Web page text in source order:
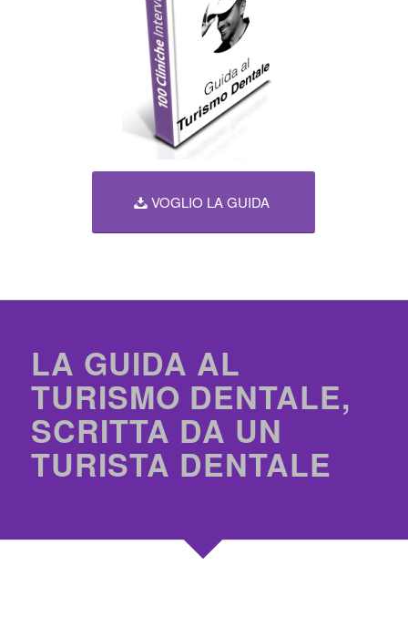
VOGLIO LA GUIDA
LA GUIDA AL
TURISMO DENTALE,
SCRITTA DA UN
TURISTA DENTALE